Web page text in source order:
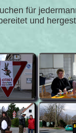
für
und